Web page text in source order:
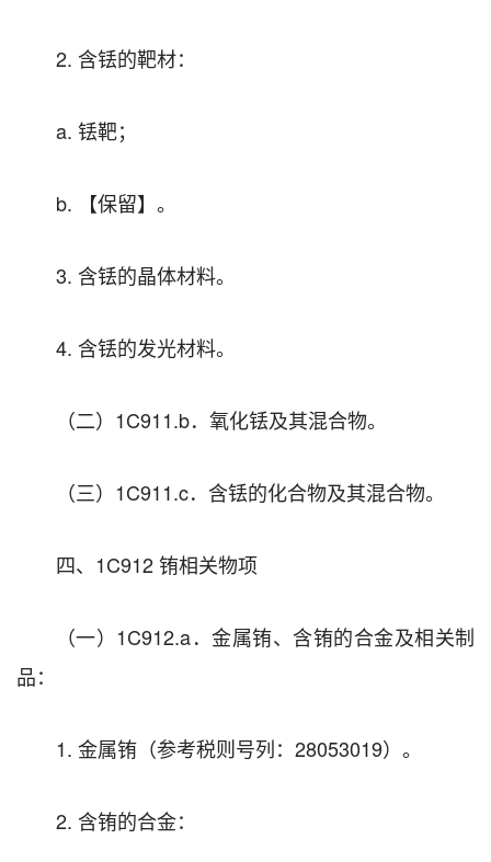
2. 含铥的靶材：
a. 铥靶；
b. 【保留】。
3. 含铥的晶体材料。
4. 含铥的发光材料。
（二）1C911.b．氧化铥及其混合物。
（三）1C911.c．含铥的化合物及其混合物。
四、1C912 铕相关物项
（一）1C912.a．金属铕、含铕的合金及相关制
品：
1. 金属铕（参考税则号列：28053019）。
2. 含铕的合金：